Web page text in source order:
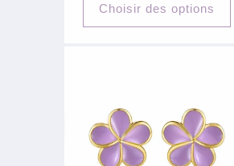
Choisir des options